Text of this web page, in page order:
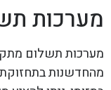
מערכות
מערכות תשלום
מהחדשנות